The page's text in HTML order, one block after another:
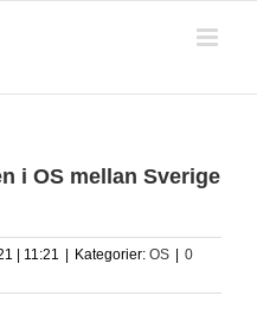
i OS mellan Sverige
| 11:21 Kategorier: OS
0